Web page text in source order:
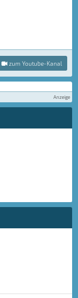
zum Youtube-Kanal
Anzeige